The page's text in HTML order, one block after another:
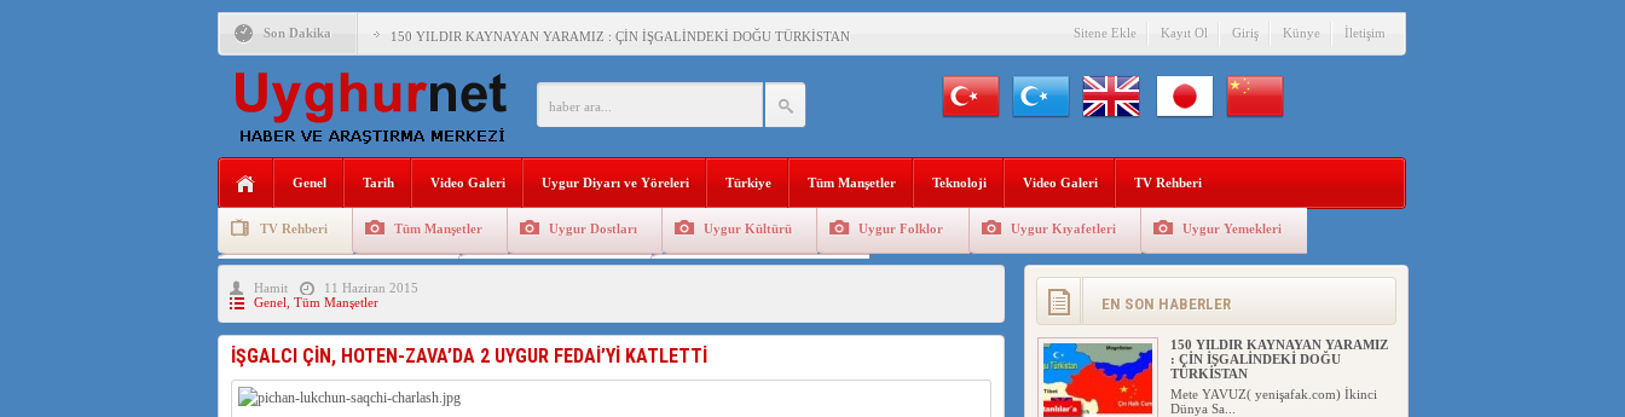
Son Dakika 150 YILDIR KAYNAYAN YARAMIZ : ÇİN İŞGALİNDEKİ DOĞU TÜRKİSTAN
ÇİN’İN UYGUR POLİTİKALARINI ÖVEN DİYANET AKADEMİSİ BAŞKANI’NA TEPKİLER SÜRÜYOR
MHP’DEN URUMÇİ KATLİAMI MESAJİ : 05.07.2009 URUMÇİ ŞEHİTLERİNİ RAHMETLE ANIYORUZ
ÇİN’İN ANKARA BÜYÜKELÇİSİ JİANG’İN TRABZON ZİYARETİ
İŞGALCİ ÇİN’DEN “FETİHLER SULTANI MEHMET”DİZİSİNE GARİP SANSÜR VE HADSIZ İHTAR
İŞGALCİ ÇİN,DOĞU TÜRKİSTAN’DA EN AZ 143 BİN UYGUR ÇOCUĞU AİLELERİNDEN KOPARDI
Sitene Ekle Kayıt Ol Giriş Künye İletişim
Genel Tarih Video Galeri Uygur Diyarı ve Yöreleri Türkiye Tüm Manşetler Teknoloji Video Galeri TV Rehberi
TV Rehberi Tüm Manşetler Uygur Dostları Uygur Kültürü Uygur Folklor Uygur Kıyafetleri Uygur Yemekleri
Uygurlarda Düğün ve Cenaze
Hamit
11 Haziran 2015
Genel Tüm Manşetler
İŞGALCI ÇİN, HOTEN-ZAVA’DA 2 UYGUR FEDAİ’Yİ KATLETTİ
EN SON HABERLER
DİYANET AKADEMİSİ BAŞKANI
DOÇ.DR.KAAN : DOĞU
TÜRKİSTAN BİZİM KIRMIZI
ÇİZGİMİZDİR!”
UYGUR HABER VE ARAŞTIRMA
150 YILDIR KAYNAYAN YARAMIZ
: ÇİN İŞGALİNDEKİ DOĞU
TÜRKİSTAN
Mete YAVUZ( yenişafak.com) İkinci
Dünya Sa...